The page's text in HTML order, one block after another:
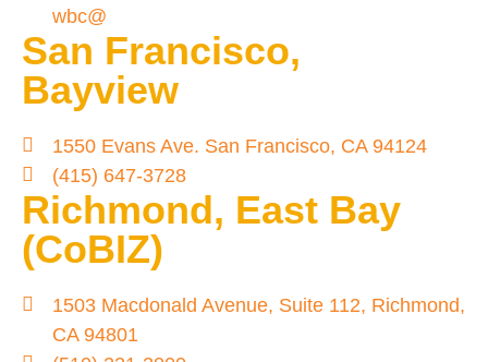
wbc@
San Francisco,
Bayview
1550 Evans Ave. San Francisco, CA 94124
(415) 647-3728
Richmond, East Bay
(CoBIZ)
1503 Macdonald Avenue, Suite 112, Richmond,
CA 94801